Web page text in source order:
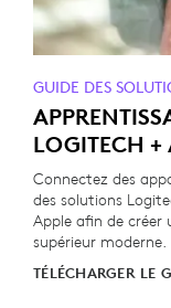
GUIDE DES
LOGITECH +
Connectez des
des solutions
Apple afin de créer
supérieur moderne.
TÉLÉCHARGER LE